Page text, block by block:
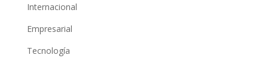
Internacional
Empresarial
Tecnología